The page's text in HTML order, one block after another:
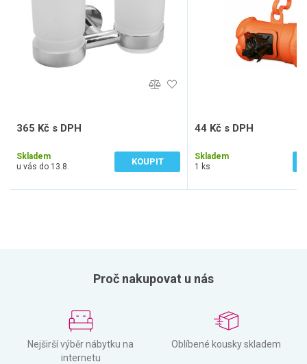
365 Kč s DPH
Skladem
u vás do 13.8.
KOUPIT
44 Kč s DPH
Skladem
1 ks
Proč nakupovat u nás
Nejširší výběr nábytku na
internetu
Oblíbené kousky skladem